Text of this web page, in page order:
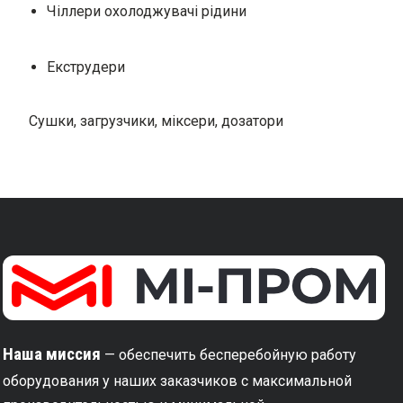
Чіллери охолоджувачі рідини
Екструдери
Сушки, загрузчики, міксери, дозатори
Наша миссия — обеспечить бесперебойную работу
оборудования у наших заказчиков с максимальной